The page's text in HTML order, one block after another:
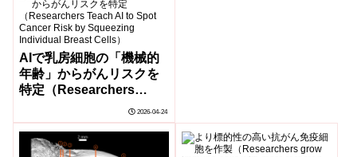
AIで乳房細胞の「機械的
年齢」からがんリスクを
特定（Researchers
Teach AI to Spot Cancer
Risk by Squeezing
Individual Breast Cells）
2026-04-24